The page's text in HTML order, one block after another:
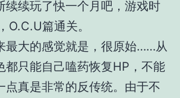
续续玩了快一个月吧，游戏时
O.C.U篇通关。
最大的感觉就是，很原始……从
都只能自己嗑药恢复HP，不能
点真是非常的反传统。由于不